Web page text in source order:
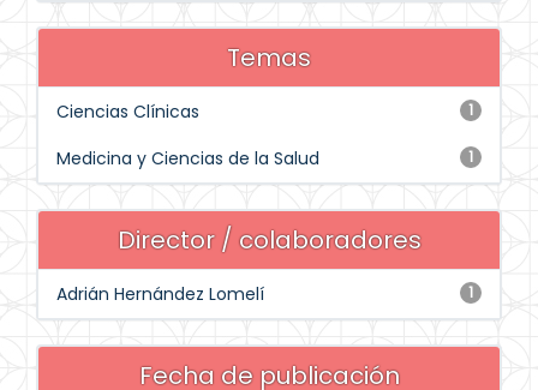
Temas
1
Ciencias Clínicas
1
Medicina y Ciencias de la Salud
Director / colaboradores
1
Adrián Hernández Lomelí
Fecha de publicación